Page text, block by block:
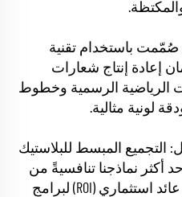
صُمّمت باستخدام تقنية
إعادة إنتاج شعارات
الرياضية الرسمية وخطوط
لونية مثالية.
التجميع المبسط للبلاستيك
أكثر نماذجنا تنافسيةً من
حيث السعر، مما يوفّر أقصى عائد استثماري (ROI) لبرامج